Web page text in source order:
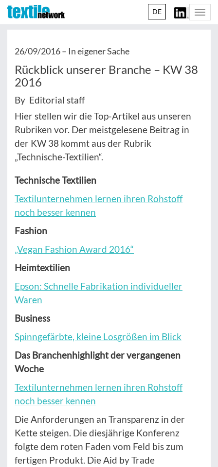
DE
26/09/2016 – In eigener Sache
Rückblick unserer Branche – KW 38
2016
By Editorial staff
Hier stellen wir die Top-Artikel aus unseren
Rubriken vor. Der meistgelesene Beitrag in
der KW 38 kommt aus der Rubrik
„Technische-Textilien“.
Technische Textilien
Textilunternehmen lernen ihren Rohstoff
noch besser kennen
Fashion
„Vegan Fashion Award 2016“
Heimtextilien
Epson: Schnelle Fabrikation individueller
Waren
Business
Spinngefärbte, kleine Losgrößen im Blick
Das Branchenhighlight der vergangenen
Woche
Textilunternehmen lernen ihren Rohstoff
noch besser kennen
Die Anforderungen an Transparenz in der
Kette steigen. Die diesjährige Konferenz
folgte dem roten Faden vom Feld bis zum
fertigen Produkt. Die Aid by Trade